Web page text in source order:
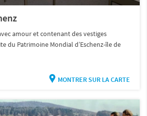
amour et contenant des vestiges
du Patrimoine Mondial d’Eschenz-île de
MONTRER SUR LA CARTE